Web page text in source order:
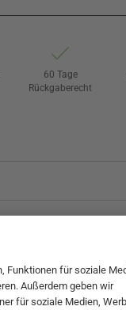
60 Tage
Rückgaberecht